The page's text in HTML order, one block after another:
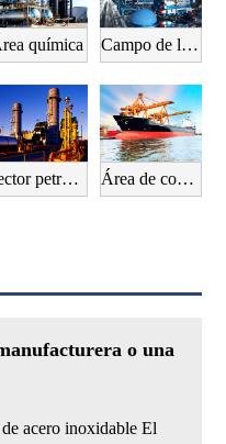
química Campo de la fabricación de maquinaria
Sector petrolero Área de construcción naval
o una
acero inoxidable El